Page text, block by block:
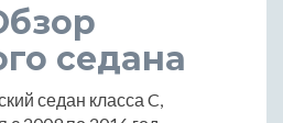
седана
седан класса C,